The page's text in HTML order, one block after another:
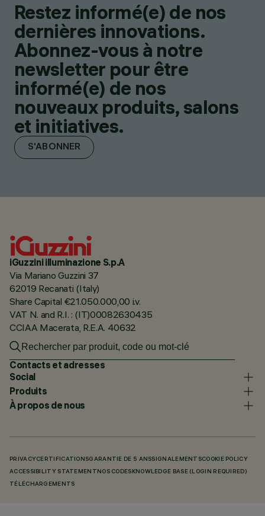
Restez informé(e) de nos
dernières innovations.
Abonnez-vous à notre
newsletter pour être
informé(e) de nos
nouveaux produits, salons
et initiatives.
S'ABONNER
iGuzzini illuminazione S.p.A
Via Mariano Guzzini 37
62019 Recanati (Italy)
Share Capital €21.050.000,00 i.v.
VAT N. and R.I. : (IT)00082630435
CCIAA Macerata, R.E.A. 40632
Contacts et adresses
Social
Produits
À propos de nous
PRIVACY CERTIFICATIONSGARANTIE DE 5 ANSSIGNALEMENTSCOOKIE POLICY
ACCESSIBILITY STATEMENT NOS CODES KNOWLEDGE BASE (LOGIN REQUIRED)
TÉLÉCHARGEMENTS